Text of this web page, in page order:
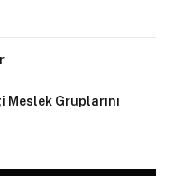
Meslek Gruplarını